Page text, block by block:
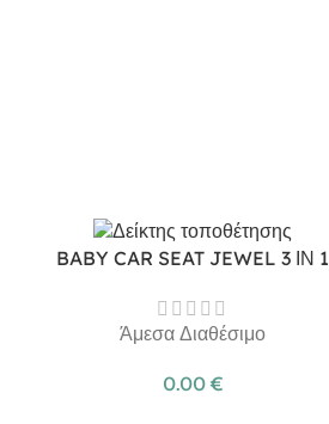
BABY CAR SEAT JEWEL 3 ΙΝ 1
Άμεσα Διαθέσιμο
0.00 €